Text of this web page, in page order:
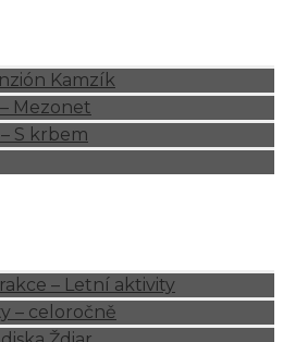
Kamzík
Mezonet
S krbem
– Letní aktivity
– celoročně